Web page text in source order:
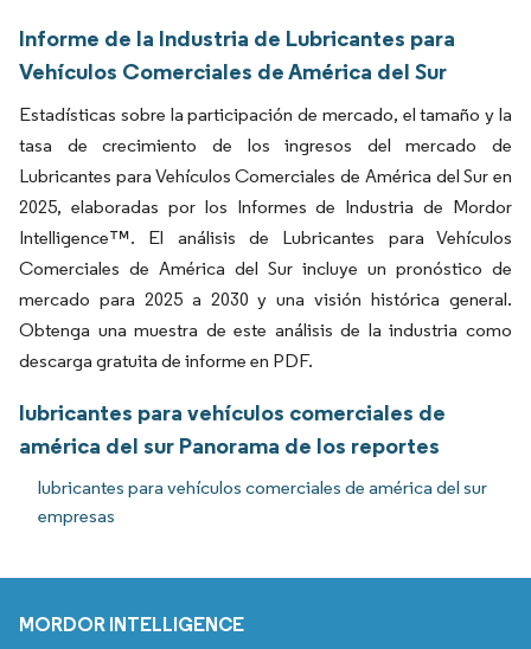
Informe de la Industria de Lubricantes para
Vehículos Comerciales de América del Sur
Estadísticas sobre la participación de mercado, el tamaño y la
tasa de crecimiento de los ingresos del mercado de
Lubricantes para Vehículos Comerciales de América del Sur en
2025, elaboradas por los Informes de Industria de Mordor
Intelligence™. El análisis de Lubricantes para Vehículos
Comerciales de América del Sur incluye un pronóstico de
mercado para 2025 a 2030 y una visión histórica general.
Obtenga una muestra de este análisis de la industria como
descarga gratuita de informe en PDF.
lubricantes para vehículos comerciales de
américa del sur Panorama de los reportes
lubricantes para vehículos comerciales de américa del sur
empresas
MORDOR INTELLIGENCE